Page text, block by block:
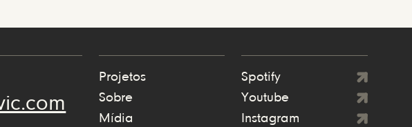
Projetos
Sobre
Mídia
Spotify
Youtube
Instagram